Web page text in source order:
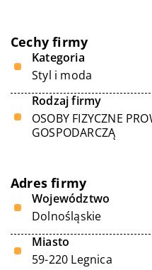
Cechy firmy
Kategoria
Styl i moda
Rodzaj firmy
OSOBY FIZYCZNE
GOSPODARCZĄ
Adres firmy
Województwo
Dolnośląskie
Miasto
59-220 Legnica